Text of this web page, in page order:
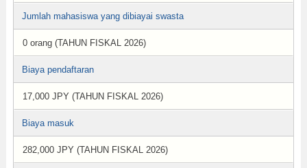
Jumlah mahasiswa yang dibiayai swasta
0 orang (TAHUN FISKAL 2026)
Biaya pendaftaran
17,000 JPY (TAHUN FISKAL 2026)
Biaya masuk
282,000 JPY (TAHUN FISKAL 2026)